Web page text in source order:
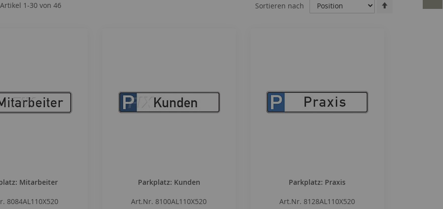
Artikel 1-30von 46 Sortieren nach
Mitarbeiter
8084AL110X520
Parkplatz: Kunden
Art.Nr. 8100AL110X520
Parkplatz: Praxis
Art.Nr. 8128AL110X520